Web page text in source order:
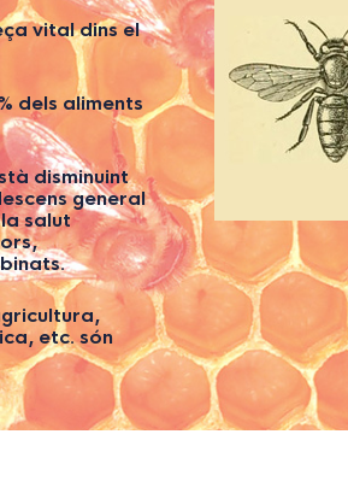
vital dins el
dels aliments
disminuint
general
salut
etc. són